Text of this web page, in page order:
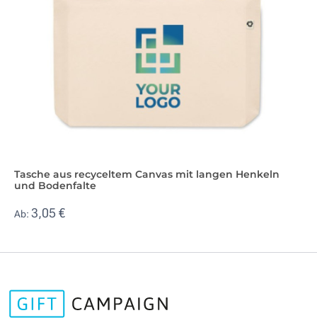
Tasche aus recyceltem Canvas mit langen Henkeln
und Bodenfalte
Ab: 3,05 €